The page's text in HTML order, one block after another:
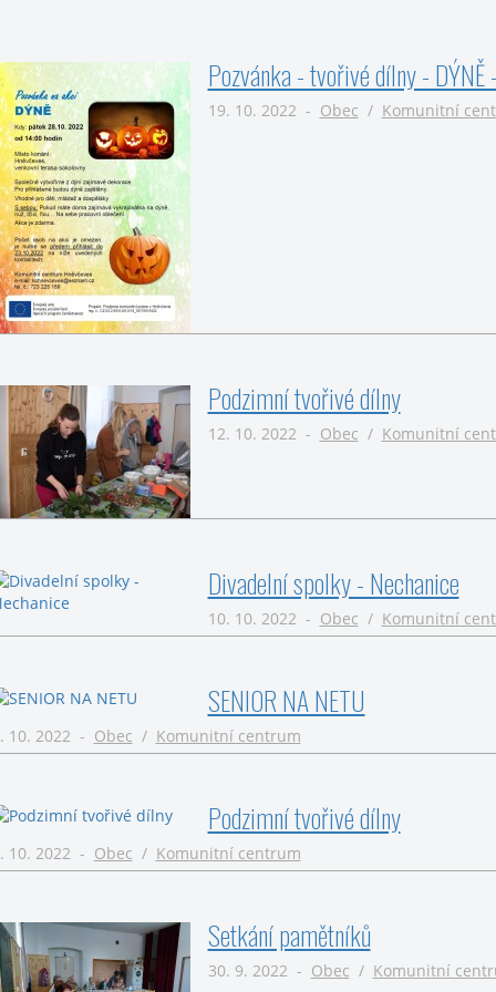
Pozvánka - tvořivé dílny -
19. 10. 2022 - Obec / Komunitní
Podzimní tvořivé dílny
12. 10. 2022 - Obec / Komunitní
Divadelní spolky - Nechanice
10. 10. 2022 - Obec / Komunitní
SENIOR NA NETU
10. 2022 - Obec / Komunitní centrum
Podzimní tvořivé dílny
10. 2022 - Obec / Komunitní centrum
Setkání pamětníků
30. 9. 2022 - Obec / Komunitní